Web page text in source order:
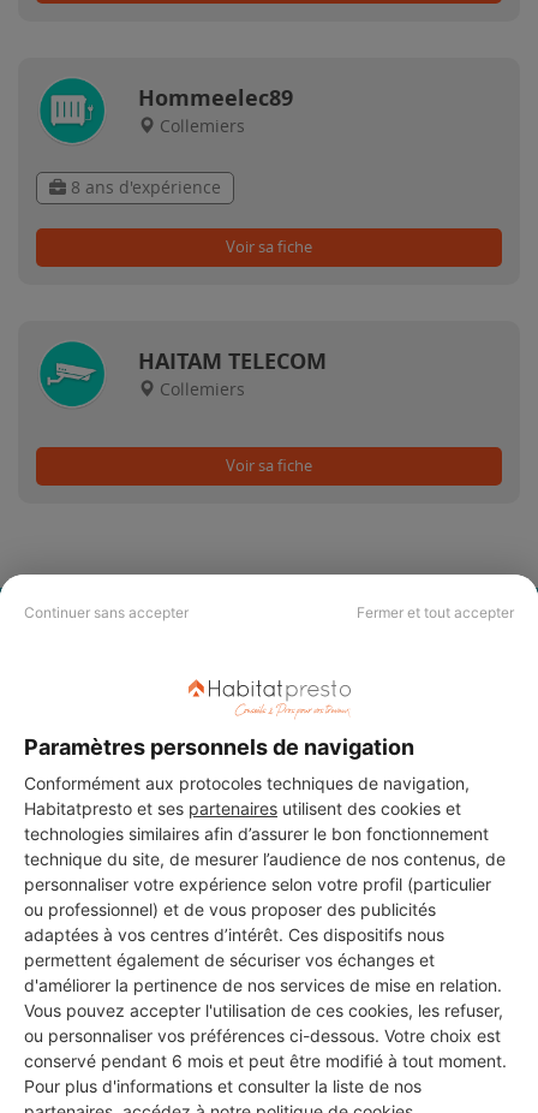
Continuer sans accepter Fermer et tout accepter
Paramètres personnels de navigation
Conformément aux protocoles techniques de navigation,
Habitatpresto et ses partenaires utilisent des cookies et
technologies similaires afin d’assurer le bon fonctionnement
technique du site, de mesurer l’audience de nos contenus, de
personnaliser votre expérience selon votre profil (particulier
ou professionnel) et de vous proposer des publicités
adaptées à vos centres d’intérêt. Ces dispositifs nous
permettent également de sécuriser vos échanges et
d'améliorer la pertinence de nos services de mise en relation.
Vous pouvez accepter l'utilisation de ces cookies, les refuser,
ou personnaliser vos préférences ci-dessous. Votre choix est
conservé pendant 6 mois et peut être modifié à tout moment.
Pour plus d'informations et consulter la liste de nos
Hommeelec89
Collemiers
8 ans d'expérience
Voir sa fiche
HAITAM TELECOM
Collemiers
Voir sa fiche
CHERCHER ?
Vous souhaitez réaliser des travaux et ne savez quel professionnel
professionnels partout en France.
DEMANDER UN DEVIS